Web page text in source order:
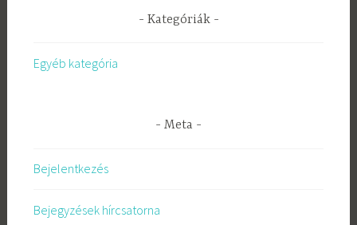
Kategóriák
Egyéb kategória
Meta
Bejelentkezés
Bejegyzések hírcsatorna